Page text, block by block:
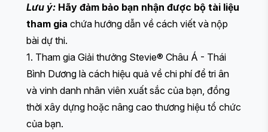
Lưu ý: Hãy đảm bảo bạn nhận được bộ tài liệu
tham gia chứa hướng dẫn về cách viết và nộp
bài dự thi.
1. Tham gia Giải thưởng Stevie® Châu Á - Thái
Bình Dương là cách hiệu quả về chi phí để tri ân
và vinh danh nhân viên xuất sắc của bạn, đồng
thời xây dựng hoặc nâng cao thương hiệu tổ chức
của bạn.